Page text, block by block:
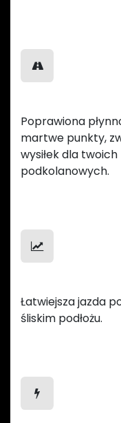
Poprawiona
martwe punkty,
wysiłek dla
podkolanowych.
Łatwiejsza jazda
śliskim podłożu.